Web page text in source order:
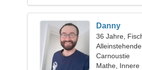
Danny
36 Jahre,
Carnoustie
Mathe, Innere